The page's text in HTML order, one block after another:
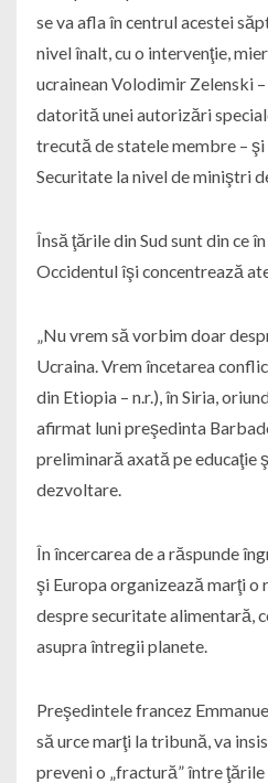
se va afla în centrul acestei
nivel înalt, cu o intervenţie,
ucrainean Volodimir Zelenski
datorită unei autorizări
trecută de statele membre – şi
Securitate la nivel de miniştri
Însă ţările din Sud sunt din ce
Occidentul îşi concentrează
„Nu vrem să vorbim doar
Ucraina. Vrem încetarea
din Etiopia – n.r.), în Siria,
afirmat luni preşedinta
preliminară axată pe educaţie
dezvoltare.
În încercarea de a răspunde
şi Europa organizează marţi o
despre securitate alimentară,
asupra întregii planete.
Preşedintele francez
să urce marţi la tribună, va
preveni o „fractură” între